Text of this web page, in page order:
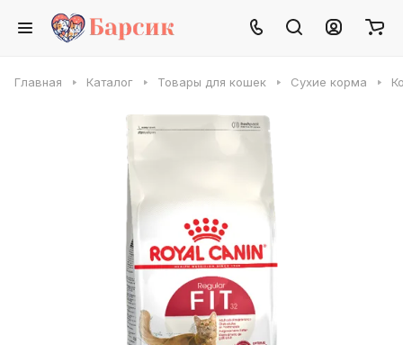
Главная Каталог Товары для кошек Сухие корма